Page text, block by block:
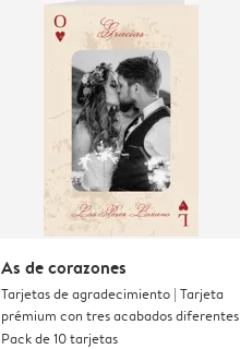
As de corazones
Tarjetas de agradecimiento | Tarjeta
prémium con tres acabados diferentes
Pack de 10 tarjetas